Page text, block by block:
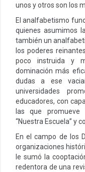
unos y otros son los
El analfabetismo
quienes asumimos
también un
los poderes
poco instruida y
dominación más
dudas a ese
universidades
educadores, con
las que promueve
“Nuestra Escuela” y
En el campo de los
organizaciones
le sumó la
redentora de una